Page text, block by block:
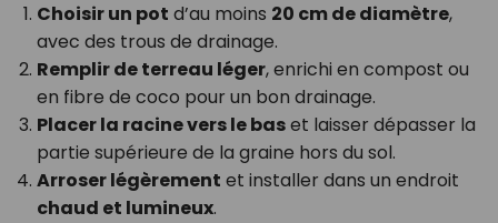
Choisir un pot d’au moins 20 cm de diamètre,
avec des trous de drainage.
Remplir de terreau léger, enrichi en compost ou
en fibre de coco pour un bon drainage.
Placer la racine vers le baset laisser dépasser la
partie supérieure de la graine hors du sol.
Arroser légèrement et installer dans un endroit
chaud et lumineux.